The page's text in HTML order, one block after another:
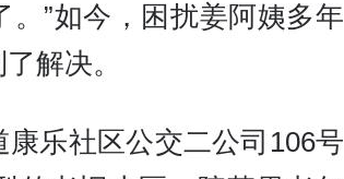
”如今，困扰姜阿姨多年
解决。
乐社区公交二公司106号